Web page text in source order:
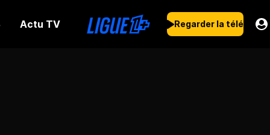
Actu TV Regarder la télé